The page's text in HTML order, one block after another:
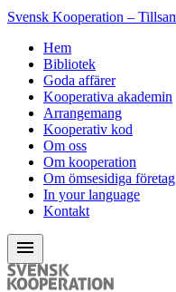
Svensk Kooperation –
Hem
Bibliotek
Goda affärer
Kooperativa akademin
Arrangemang
Kooperativ kod
Om oss
Om kooperation
Om ömsesidiga företag
In your language
Kontakt
menu